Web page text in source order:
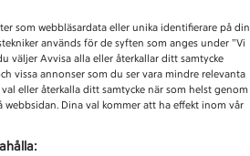
Unknown error
som webbläsardata eller unika identifierare på din
används för de syften som anges under ”Vi
väljer Avvisa alla eller återkallar ditt samtycke
vissa annonser som du ser vara mindre relevanta
eller återkalla ditt samtycke när som helst genom
Dina val kommer att ha effekt inom vår